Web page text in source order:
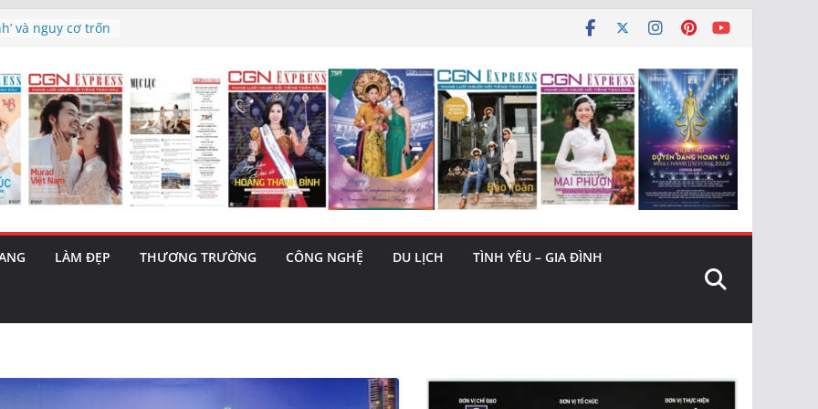
và nguy cơ trốn
mai”
tiết lộ cái
bản hit “Tôi là
– 1 Cơ hội
cùng MTH
(5/8): Bật tăng
LÀM ĐẸP THƯƠNG TRƯỜNG CÔNG NGHỆ DU LỊCH TÌNH YÊU – GIA ĐÌNH